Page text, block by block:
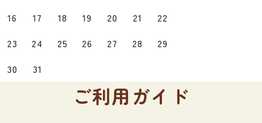
16
17 18 19 20 21
22
23
24 25 26 27 28
29
30
31
ご利用ガイド